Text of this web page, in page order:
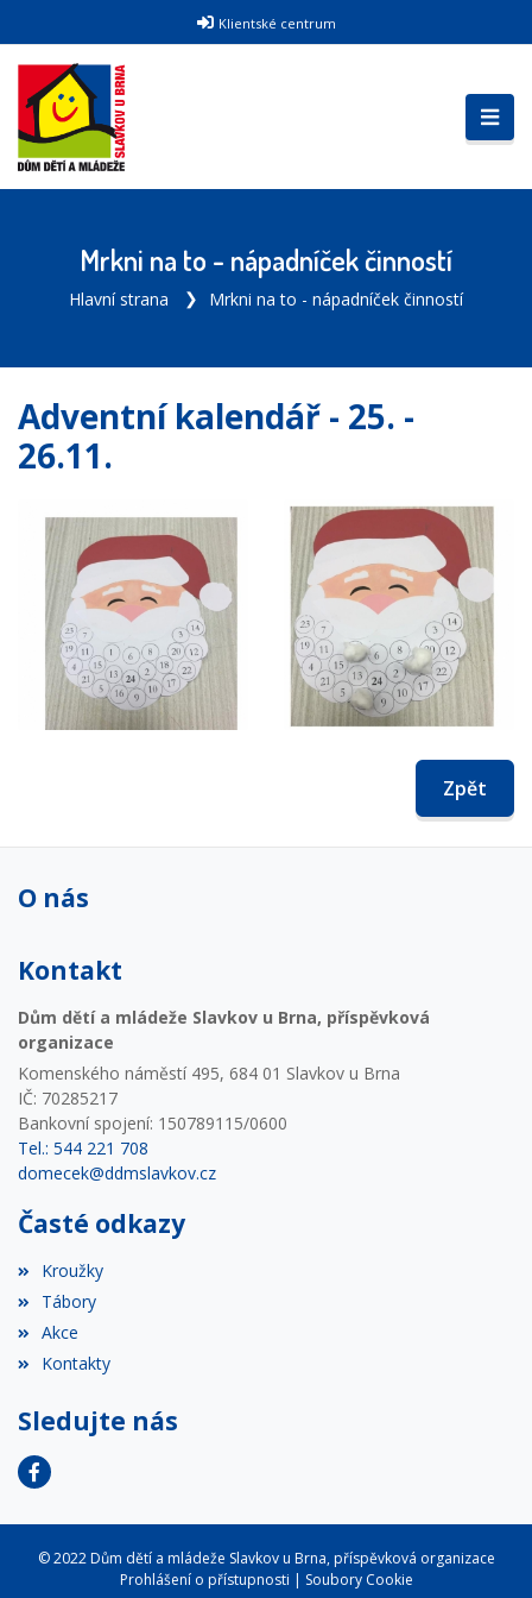
Klientské centrum
Mrkni na to - nápadníček činností
Hlavní strana Mrkni na to - nápadníček činností
Adventní kalendář - 25. -
26.11.
Zpět
O nás
Kontakt
Dům dětí a mládeže Slavkov u Brna, příspěvková
organizace
Komenského náměstí 495, 684 01 Slavkov u Brna
IČ: 70285217
Bankovní spojení: 150789115/0600
Tel.: 544 221 708
domecek@ddmslavkov.cz
Časté odkazy
Kroužky
Tábory
Akce
Kontakty
Sledujte nás
© 2022 Dům dětí a mládeže Slavkov u Brna, příspěvková organizace
Prohlášení o přístupnosti | Soubory Cookie